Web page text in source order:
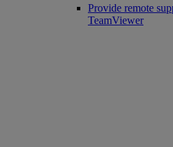
Provide remote
TeamViewer